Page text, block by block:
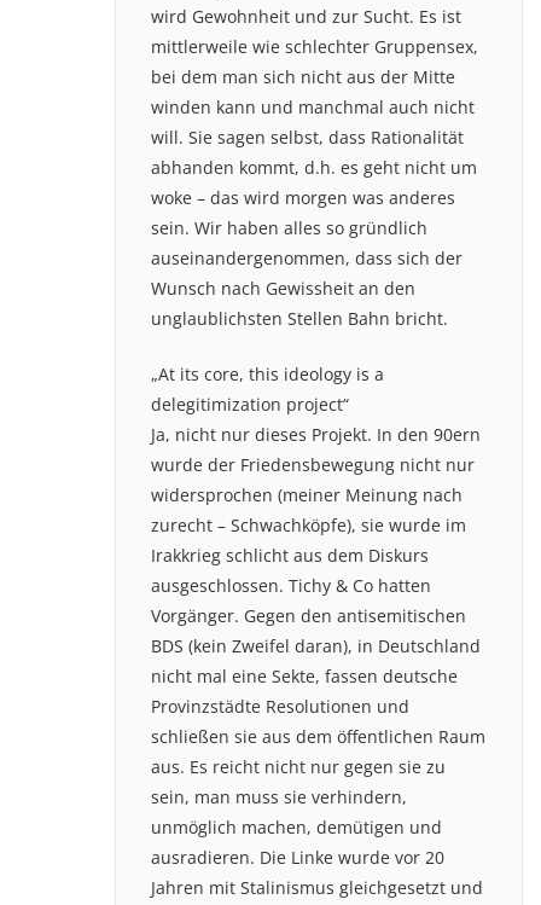
wird Gewohnheit und zur Sucht. Es ist
mittlerweile wie schlechter Gruppensex,
bei dem man sich nicht aus der Mitte
winden kann und manchmal auch nicht
will. Sie sagen selbst, dass Rationalität
abhanden kommt, d.h. es geht nicht um
woke – das wird morgen was anderes
sein. Wir haben alles so gründlich
auseinandergenommen, dass sich der
Wunsch nach Gewissheit an den
unglaublichsten Stellen Bahn bricht.
„At its core, this ideology is a
delegitimization project“
Ja, nicht nur dieses Projekt. In den 90ern
wurde der Friedensbewegung nicht nur
widersprochen (meiner Meinung nach
zurecht – Schwachköpfe), sie wurde im
Irakkrieg schlicht aus dem Diskurs
ausgeschlossen. Tichy & Co hatten
Vorgänger. Gegen den antisemitischen
BDS (kein Zweifel daran), in Deutschland
nicht mal eine Sekte, fassen deutsche
Provinzstädte Resolutionen und
schließen sie aus dem öffentlichen Raum
aus. Es reicht nicht nur gegen sie zu
sein, man muss sie verhindern,
unmöglich machen, demütigen und
ausradieren. Die Linke wurde vor 20
Jahren mit Stalinismus gleichgesetzt und